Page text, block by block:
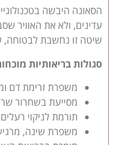
הסאונה היבשה
עדינים, ולא את האוויר
שיטה זו נחשבת לבטוחה,
סגולות בריאותיות
משפרת זרימת דם
מסייעת בשחרור
תורמת לניקוי
משפרת שינה,